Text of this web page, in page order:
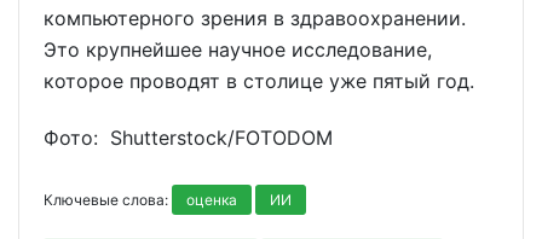
компьютерного зрения в здравоохранении.
Это крупнейшее научное исследование,
которое проводят в столице уже пятый год.
Фото: Shutterstoсk/FOTODOM
Ключевые слова: оценка ИИ